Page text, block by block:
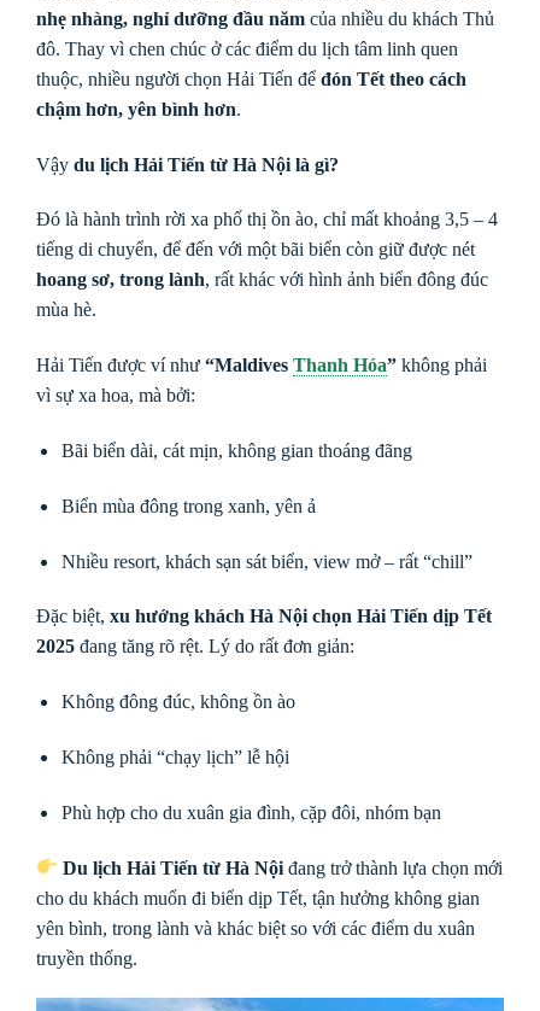
nhẹ nhàng, nghỉ dưỡng đầu năm của nhiều du khách Thủ
đô. Thay vì chen chúc ở các điểm du lịch tâm linh quen
thuộc, nhiều người chọn Hải Tiến để đón Tết theo cách
chậm hơn, yên bình hơn.
Vậy du lịch Hải Tiến từ Hà Nội là gì?
Đó là hành trình rời xa phố thị ồn ào, chỉ mất khoảng 3,5 – 4
tiếng di chuyển, để đến với một bãi biển còn giữ được nét
hoang sơ, trong lành, rất khác với hình ảnh biển đông đúc
mùa hè.
Hải Tiến được ví như “Maldives Thanh Hóa” không phải
vì sự xa hoa, mà bởi:
Bãi biển dài, cát mịn, không gian thoáng đãng
Biển mùa đông trong xanh, yên ả
Nhiều resort, khách sạn sát biển, view mở – rất “chill”
Đặc biệt, xu hướng khách Hà Nội chọn Hải Tiến dịp Tết
2025 đang tăng rõ rệt. Lý do rất đơn giản:
Không đông đúc, không ồn ào
Không phải “chạy lịch” lễ hội
Phù hợp cho du xuân gia đình, cặp đôi, nhóm bạn
Du lịch Hải Tiến từ Hà Nội đang trở thành lựa chọn mới
cho du khách muốn đi biển dịp Tết, tận hưởng không gian
yên bình, trong lành và khác biệt so với các điểm du xuân
truyền thống.